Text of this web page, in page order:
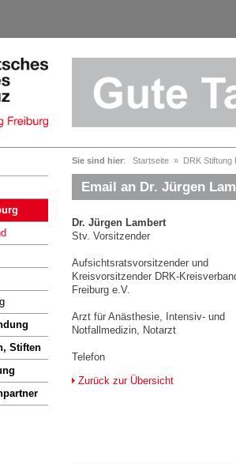
Stiften
Sie sind hier: Startseite » DRK
Email an Dr. Jürgen
Dr. Jürgen Lambert
Stv. Vorsitzender
Aufsichtsratsvorsitzender und
Kreisvorsitzender DRK-
Freiburg e.V.
Arzt für Anästhesie, Intensiv- und
Notfallmedizin, Notarzt
Telefon
Zurück zur Übersicht